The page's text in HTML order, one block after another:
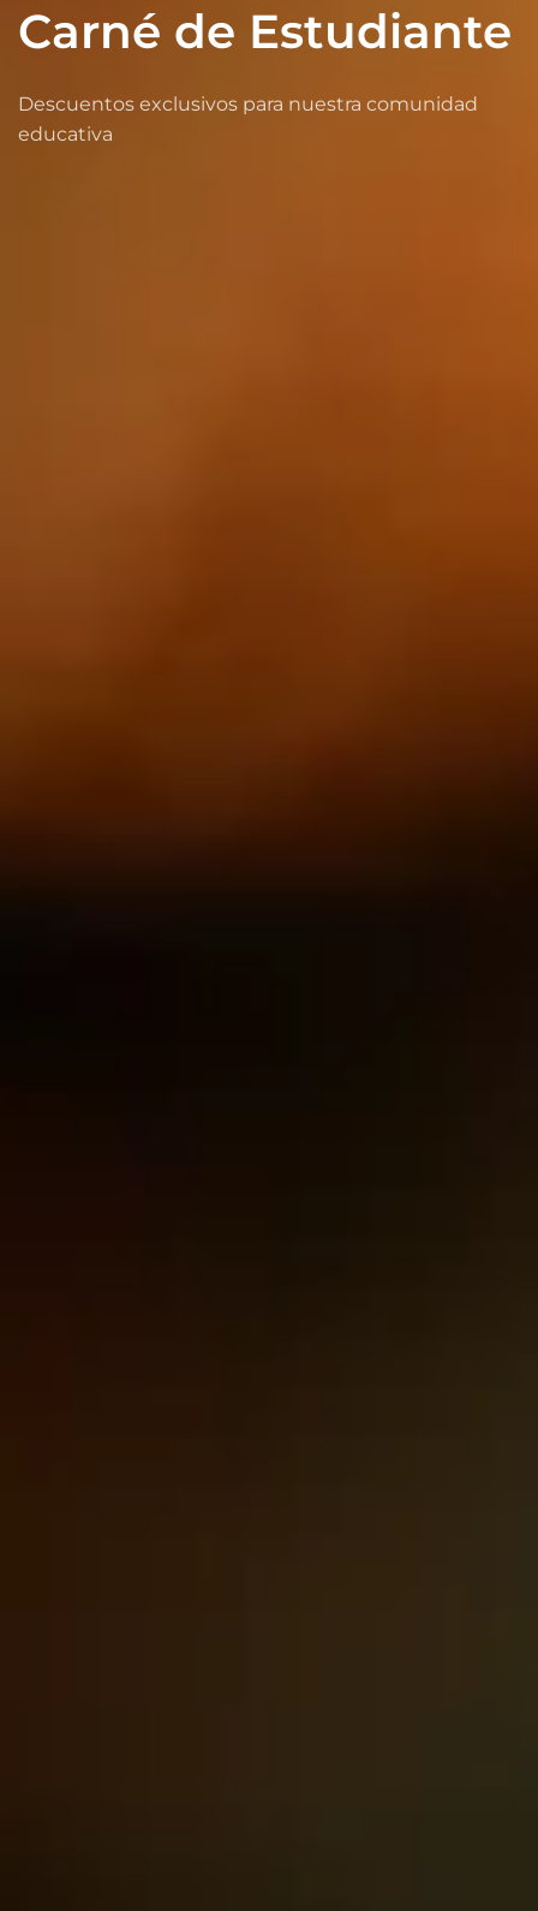
Carné de Estudiante
Descuentos exclusivos para nuestra comunidad
educativa